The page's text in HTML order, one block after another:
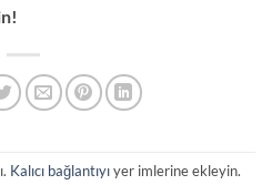
Kalıcı bağlantıyıyer imlerine ekleyin.